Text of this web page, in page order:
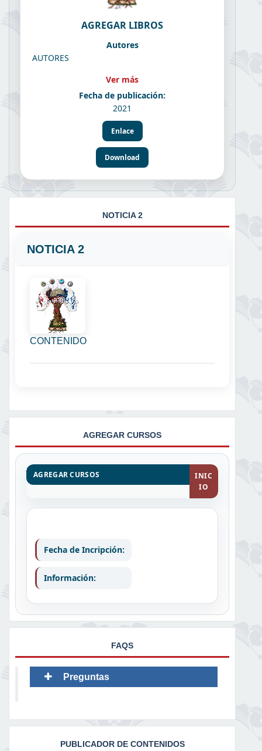
AGREGAR LIBROS
Autores
AUTORES
Ver más
Fecha de publicación:
2021
Enlace
Download
NOTICIA 2
NOTICIA 2
CONTENIDO
AGREGAR CURSOS
AGREGAR CURSOS
INIC
IO
Fecha de Incripción:
Información:
FAQS
Preguntas
PUBLICADOR DE CONTENIDOS